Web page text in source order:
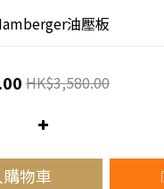
油壓板
HK$3,580.00
物車